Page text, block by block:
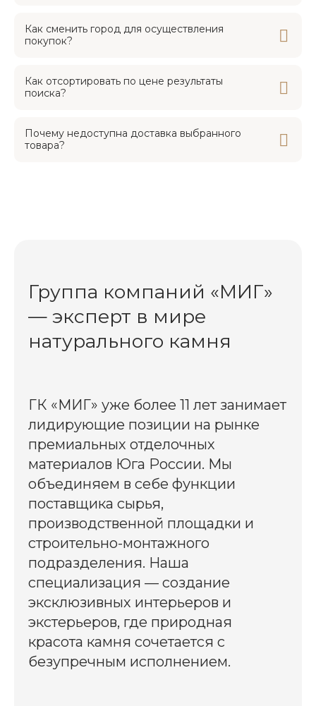
Как сменить город для осуществления
покупок?
Как отсортировать по цене результаты
поиска?
Почему недоступна доставка выбранного
товара?
Группа компаний «МИГ»
— эксперт в мире
натурального камня
ГК «МИГ» уже более 11 лет занимает
лидирующие позиции на рынке
премиальных отделочных
материалов Юга России. Мы
объединяем в себе функции
поставщика сырья,
производственной площадки и
строительно-монтажного
подразделения. Наша
специализация — создание
эксклюзивных интерьеров и
экстерьеров, где природная
красота камня сочетается с
безупречным исполнением.